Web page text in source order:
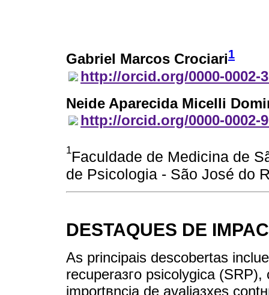
Gabriel Marcos Crociari1
http://orcid.org/0000-0002-
Neide Aparecida Micelli
http://orcid.org/0000-0002-
1Faculdade de Medicina de
de Psicologia - São José do
DESTAQUES DE
As principais descobertas
recuperaзгo psicolуgica
importвncia de avaliaзхes